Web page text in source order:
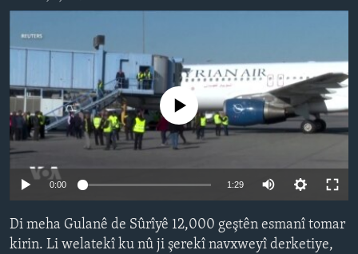
here
Lêgerînê
ÎRAN
ROJHILATA NAVÎN
CÎHAN
ÇAND Û HUNER
SERNIVÎS
SORANÎ
Learning English
No media source currently available
0:00 1:29
360p
Di meha Gulanê de Sûrîyê 12,000 geştên esmanî tomar
kirin. Li welatekî ku nû ji şerekî navxweyî derketiye,